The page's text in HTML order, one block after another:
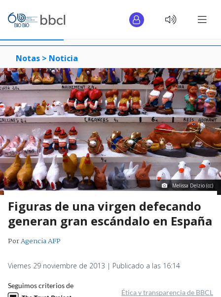
Notas > Noticia
Melissa Delzio (cc)
Figuras de una virgen defecando
generan gran escándalo en España
PorAgencia AFP
Viernes 29 noviembre de 2013 | Publicado a las 16:14
Seguimos criterios de
Ética y transparencia de BBCL